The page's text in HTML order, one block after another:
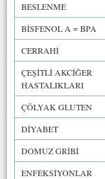
BESLENME
BİSFENOL A = BPA
CERRAHİ
ÇEŞİTLİ AKCİĞER
HASTALIKLARI
ÇÖLYAK GLUTEN
DİYABET
DOMUZ GRİBİ
ENFEKSİYONLAR